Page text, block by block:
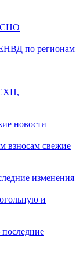
по регионам
новости
взносам свежие
изменения
и